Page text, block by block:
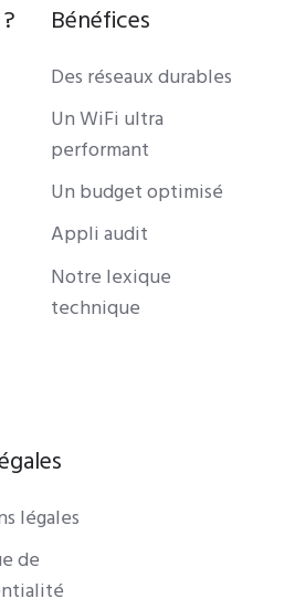
Bénéfices
Des réseaux durables
Un WiFi ultra
performant
Un budget optimisé
Appli audit
Notre lexique
technique
légales
de